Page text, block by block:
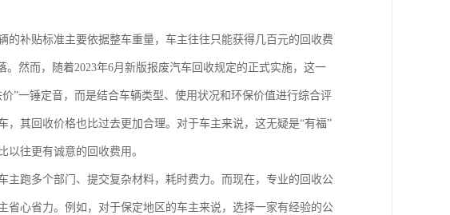
补贴标准主要依据整车重量，车主往往只能获得几百元的回收费
然而，随着2023年6月新版报废汽车回收规定的正式实施，这一
”一锤定音，而是结合车辆类型、使用状况和环保价值进行综合评
其回收价格也比过去更加合理。对于车主来说，这无疑是“有福”
往更有诚意的回收费用。
跑多个部门、提交复杂材料，耗时费力。而现在，专业的回收公
心省力。例如，对于保定地区的车主来说，选择一家有经验的公